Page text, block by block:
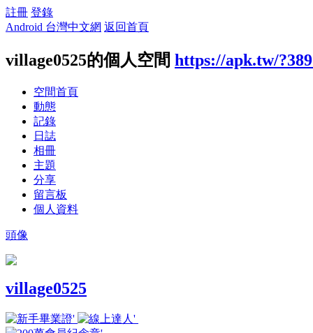
註冊 登錄
Android 台灣中文網 返回首頁
village0525的個人空間 https://apk.tw/
空間首頁
動態
記錄
日誌
相冊
主題
分享
留言板
個人資料
頭像
village0525